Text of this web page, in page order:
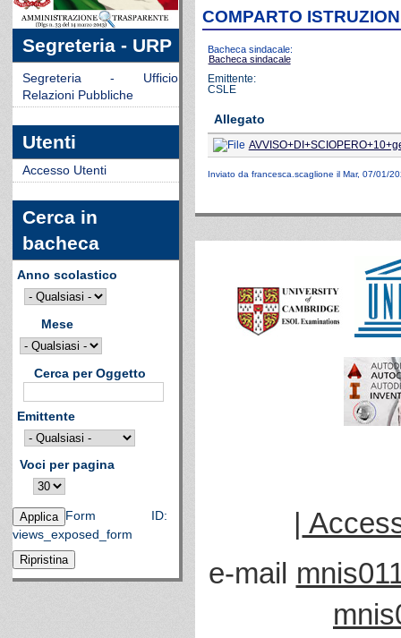
Segreteria - URP
Segreteria - Ufficio
Relazioni Pubbliche
Utenti
Accesso Utenti
Cerca in
bacheca
Anno scolastico
Mese
Cerca per Oggetto
Emittente
Voci per pagina
Form ID:
views_exposed_form
COMPARTO
Bacheca sindacale:
Bacheca sindacale
Emittente:
CSLE
Allegato
Inviato da francesca.scaglione il Mar, 07/01/
|
e-mail